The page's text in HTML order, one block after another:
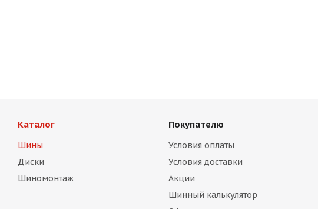
Каталог
Шины
Диски
Шиномонтаж
Покупателю
Условия оплаты
Условия доставки
Акции
Шинный калькулятор